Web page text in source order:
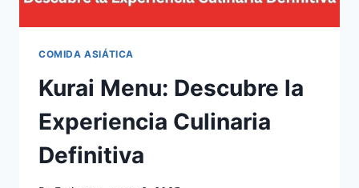
COMIDA ASIÁTICA
Kurai Menu: Descubre la
Experiencia Culinaria
Definitiva